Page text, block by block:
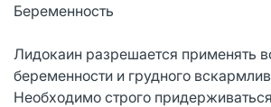
Беременность
Лидокаин разрешается применять
беременности и грудного
Необходимо строго